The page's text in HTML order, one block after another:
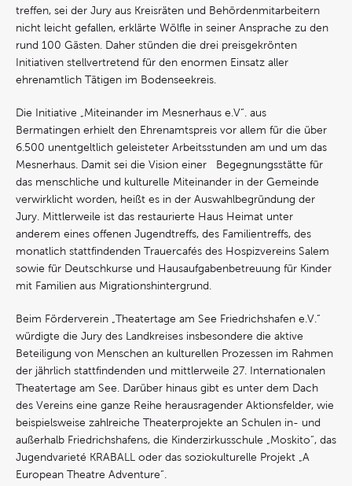
treffen, sei der Jury aus Kreisräten und Behördenmitarbeitern
nicht leicht gefallen, erklärte Wölfle in seiner Ansprache zu den
rund 100 Gästen. Daher stünden die drei preisgekrönten
Initiativen stellvertretend für den enormen Einsatz aller
ehrenamtlich Tätigen im Bodenseekreis.
Die Initiative „Miteinander im Mesnerhaus e.V“. aus
Bermatingen erhielt den Ehrenamtspreis vor allem für die über
6.500 unentgeltlich geleisteter Arbeitsstunden am und um das
Mesnerhaus. Damit sei die Vision einer Begegnungsstätte für
das menschliche und kulturelle Miteinander in der Gemeinde
verwirklicht worden, heißt es in der Auswahlbegründung der
Jury. Mittlerweile ist das restaurierte Haus Heimat unter
anderem eines offenen Jugendtreffs, des Familientreffs, des
monatlich stattfindenden Trauercafés des Hospizvereins Salem
sowie für Deutschkurse und Hausaufgabenbetreuung für Kinder
mit Familien aus Migrationshintergrund.
Beim Förderverein „Theatertage am See Friedrichshafen e.V.“
würdigte die Jury des Landkreises insbesondere die aktive
Beteiligung von Menschen an kulturellen Prozessen im Rahmen
der jährlich stattfindenden und mittlerweile 27. Internationalen
Theatertage am See. Darüber hinaus gibt es unter dem Dach
des Vereins eine ganze Reihe herausragender Aktionsfelder, wie
beispielsweise zahlreiche Theaterprojekte an Schulen in- und
außerhalb Friedrichshafens, die Kinderzirkusschule „Moskito“, das
Jugendvarieté KRABALL oder das soziokulturelle Projekt „A
European Theatre Adventure“.